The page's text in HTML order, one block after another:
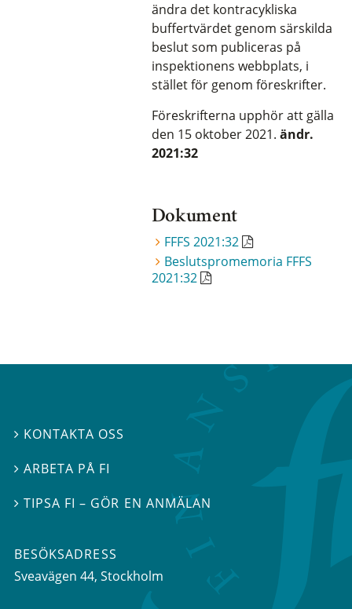
ändra det kontracykliska
buffertvärdet genom särskilda
beslut som publiceras på
inspektionens webbplats, i
stället för genom föreskrifter.
Föreskrifterna upphör att gälla
den 15 oktober 2021. ändr.
2021:32
Dokument
FFFS 2021:32
Beslutspromemoria FFFS
2021:32
 KONTAKTA OSS
 ARBETA PÅ FI
TIPSA FI – GÖR EN ANMÄLAN
BESÖKSADRESS
Sveavägen 44, Stockholm